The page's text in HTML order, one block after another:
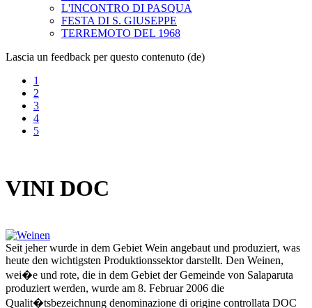
L'INCONTRO DI PASQUA
FESTA DI S. GIUSEPPE
TERREMOTO DEL 1968
Lascia un feedback per questo contenuto (de)
1
2
3
4
5
VINI DOC
Seit jeher wurde in dem Gebiet Wein angebaut und produziert, was
heute den wichtigsten Produktionssektor darstellt. Den Weinen,
wei�e und rote, die in dem Gebiet der Gemeinde von Salaparuta
produziert werden, wurde am 8. Februar 2006 die
Qualit�tsbezeichnung denominazione di origine controllata DOC